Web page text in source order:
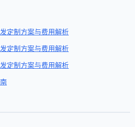
定制方案与费用解析
定制方案与费用解析
定制方案与费用解析